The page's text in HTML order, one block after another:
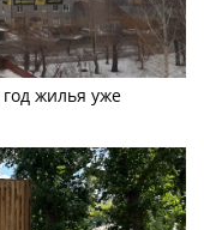
жилья уже